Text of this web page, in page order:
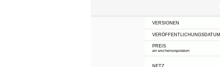
VERSIONEN
VERÖFFENTLICHUNGSDATUM
PREIS
am erscheinungsdatum
NETZ